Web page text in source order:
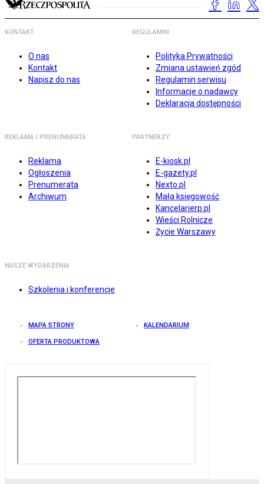
KONTAKT
O nas
Kontakt
Napisz do nas
REGULAMIN
Polityka Prywatności
Zmiana ustawień zgód
Regulamin serwisu
Informacje o nadawcy
Deklaracja dostępności
REKLAMA I PRENUMERATA
Reklama
Ogłoszenia
Prenumerata
Archiwum
PARTNERZY
E-kiosk.pl
E-gazety.pl
Nexto.pl
Mała księgowość
Kancelarierp.pl
Wieści Rolnicze
Życie Warszawy
NASZE WYDARZENIA
Szkolenia i konferencje
MAPA STRONY KALENDARIUM
OFERTA PRODUKTOWA